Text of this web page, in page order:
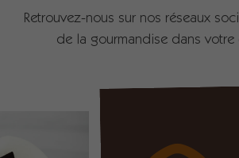
Retrouvez-nous sur nos réseaux
de la gourmandise dans votre